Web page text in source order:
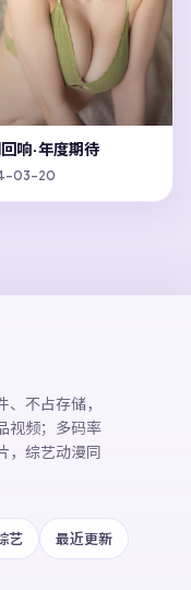
响·年度期待
03-20
、不占存储，
视频；多码率
，综艺动漫同
艺 最近更新